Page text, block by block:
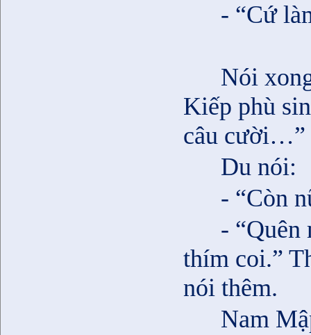
- “Cứ
Nói
Kiếp phù
câu cười…”
Du nói:
- “Còn
-
thím coi.”
nói thêm.
Nam